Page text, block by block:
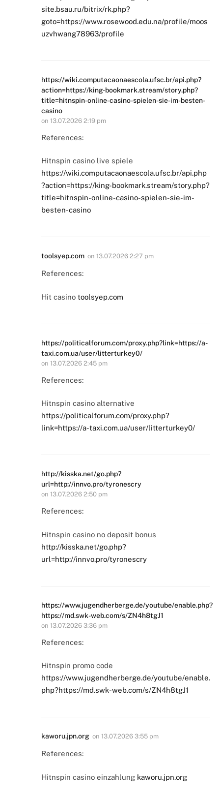
site.bsau.ru/bitrix/rk.php?
goto=https://www.rosewood.edu.na/profile/moos
uzvhwang78963/profile
https://wiki.computacaonaescola.ufsc.br/api.php?
action=https://king-bookmark.stream/story.php?
title=hitnspin-online-casino-spielen-sie-im-besten-
casino
on 13.07.2026 2:19 pm
References:
Hitnspin casino live spiele
https://wiki.computacaonaescola.ufsc.br/api.php
?action=https://king-bookmark.stream/story.php?
title=hitnspin-online-casino-spielen-sie-im-
besten-casino
toolsyep.com on 13.07.2026 2:27 pm
References:
Hit casino toolsyep.com
https://politicalforum.com/proxy.php?link=https://a-
taxi.com.ua/user/litterturkey0/
on 13.07.2026 2:45 pm
References:
Hitnspin casino alternative
https://politicalforum.com/proxy.php?
link=https://a-taxi.com.ua/user/litterturkey0/
http://kisska.net/go.php?
url=http://innvo.pro/tyronescry
on 13.07.2026 2:50 pm
References:
Hitnspin casino no deposit bonus
http://kisska.net/go.php?
url=http://innvo.pro/tyronescry
https://www.jugendherberge.de/youtube/enable.php?
https://md.swk-web.com/s/ZN4h8tgJ1
on 13.07.2026 3:36 pm
References:
Hitnspin promo code
https://www.jugendherberge.de/youtube/enable.
php?https://md.swk-web.com/s/ZN4h8tgJ1
kaworu.jpn.org on 13.07.2026 3:55 pm
References:
Hitnspin casino einzahlung kaworu.jpn.org